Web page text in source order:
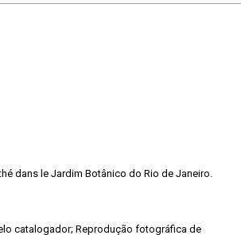
dans le Jardim Botânico do Rio de Janeiro.
catalogador; Reprodução fotográfica de